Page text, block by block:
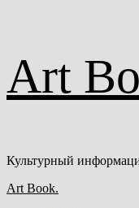
содержимому
Art
Культурный
Основное
Art Book.